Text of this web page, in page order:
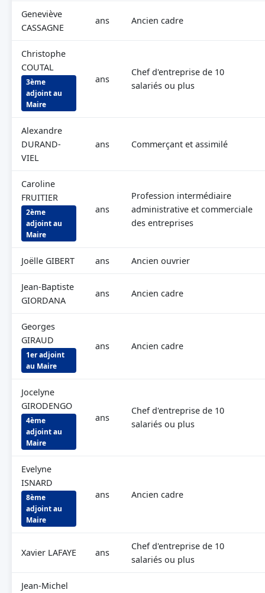
Geneviève
CASSAGNE
ans Ancien cadre
Christophe
COUTAL
3ème
adjoint au
Maire
ans
Chef d'entreprise de 10
salariés ou plus
Alexandre
DURAND-
VIEL
ans Commerçant et assimilé
Caroline
FRUITIER
2ème
adjoint au
Maire
ans
Profession intermédiaire
administrative et commerciale
des entreprises
Joëlle GIBERT ans Ancien ouvrier
Jean-Baptiste
GIORDANA
ans Ancien cadre
Georges
GIRAUD
1er adjoint
au Maire
ans Ancien cadre
Jocelyne
GIRODENGO
4ème
adjoint au
Maire
ans
Chef d'entreprise de 10
salariés ou plus
Evelyne
ISNARD
8ème
adjoint au
Maire
ans Ancien cadre
Xavier LAFAYE ans
Chef d'entreprise de 10
salariés ou plus
Jean-Michel